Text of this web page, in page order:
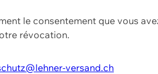
le consentement que vous
révocation.
versand.ch